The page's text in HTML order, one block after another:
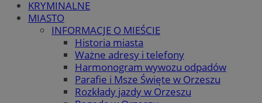
KRYMINALNE
MIASTO
INFORMACJE O MIEŚCIE
Historia miasta
Ważne adresy i telefony
Harmonogram wywozu odpadów
Parafie i Msze Święte w Orzeszu
Rozkłady jazdy w Orzeszu